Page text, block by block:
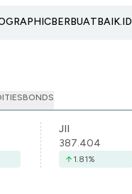
BERBUATBAIK.ID
BONDS
JII
387.404
1.81%